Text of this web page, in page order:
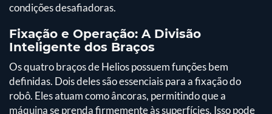
condições desafiadoras.
Fixação e Operação: A Divisão
Inteligente dos Braços
Os quatro braços de Helios possuem funções bem
definidas. Dois deles são essenciais para a fixação do
robô. Eles atuam como âncoras, permitindo que a
máquina se prenda firmemente às superfícies. Isso pode